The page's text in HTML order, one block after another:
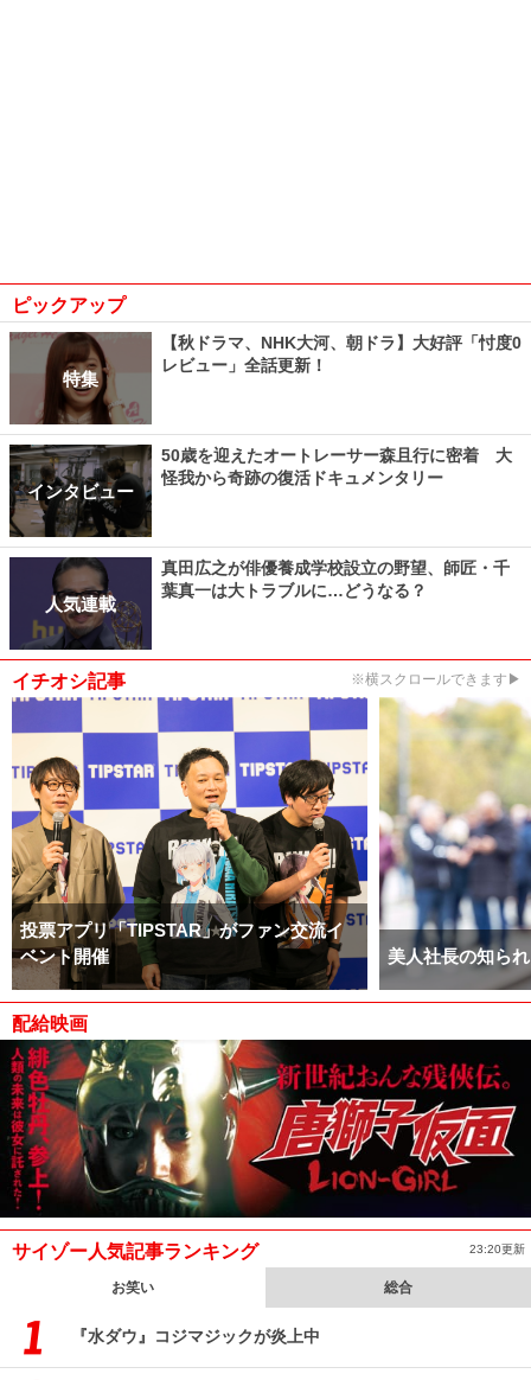
ピックアップ
特集
【秋ドラマ、NHK大河、朝ドラ】大好評「忖度0
レビュー」全話更新！
インタビュー
50歳を迎えたオートレーサー森且行に密着 大
怪我から奇跡の復活ドキュメンタリー
人気連載
真田広之が俳優養成学校設立の野望、師匠・千
葉真一は大トラブルに…どうなる？
イチオシ記事 ※横スクロールできます▶
投票アプリ「TIPSTAR」がファン交流イ
ベント開催
美人社長の知ら
配給映画
サイゾー人気記事ランキング 23:20更新
お笑い 総合
『水ダウ』コジマジックが炎上中